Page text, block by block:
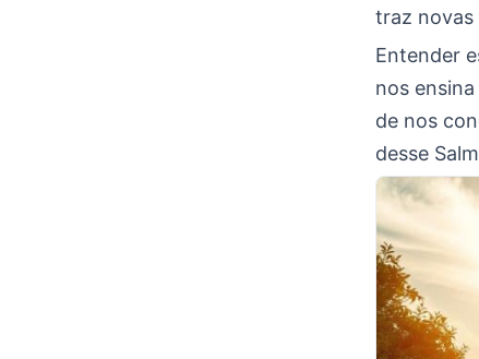
traz novas
Entender
nos
de nos
desse